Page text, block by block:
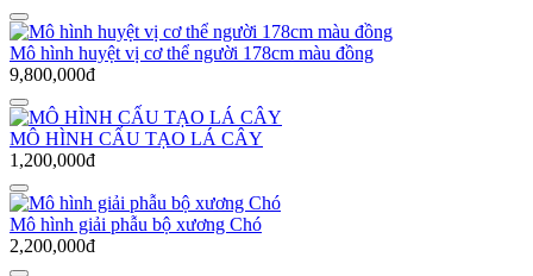
Mô hình huyệt vị cơ thể người 178cm màu đồng
9,800,000đ
MÔ HÌNH CẤU TẠO LÁ CÂY
1,200,000đ
Mô hình giải phẫu bộ xương Chó
2,200,000đ